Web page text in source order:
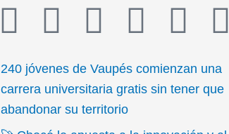
T
i
k
t
F
a
c
e
T
w
i
t
Y
o
u
t
I
n
s
t
I
c
o
n
240 jóvenes de Vaupés comienzan una
carrera universitaria gratis sin tener que
abandonar su territorio